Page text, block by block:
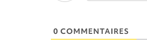
0 COMMENTAIRES